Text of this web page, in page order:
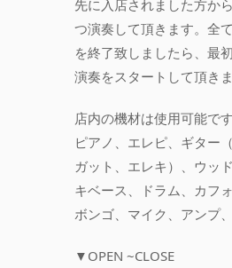
先に入店されました方か
つ演奏して頂きます。全
を終了致しましたら、最
演奏をスタートして頂きま
店内の機材は使用可能で
ピアノ、エレピ、ギター
ガット、エレキ）、ウッ
キベース、ドラム、カフ
ボンゴ、マイク、アンプ
▼OPEN ~CLOSE